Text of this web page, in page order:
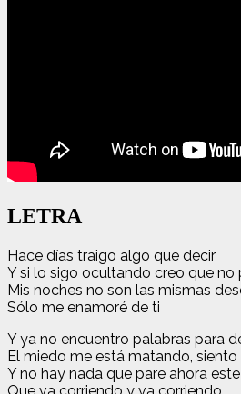
LETRA
Hace días traigo algo que decir
Y si lo sigo ocultando creo que no
Mis noches no son las mismas
Sólo me enamoré de ti
Y ya no encuentro palabras para
El miedo me está matando,
Y no hay nada que pare ahora
Que va corriendo y va corriendo